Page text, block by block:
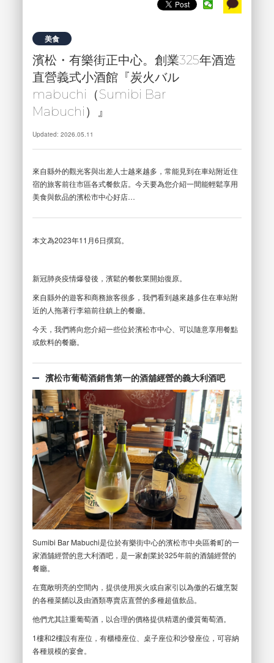
美食
濱松・有樂街正中心。創業325年酒造
直營義式小酒館『炭火バル
mabuchi（Sumibi Bar
Mabuchi）』
Updated: 2026.05.11
來自縣外的觀光客與出差人士越來越多，常能見到在車站附近住
宿的旅客前往市區各式餐飲店。今天要為您介紹一間能輕鬆享用
美食與飲品的濱松市中心好店…
本文為2023年11月6日撰寫。
新冠肺炎疫情爆發後，濱鬆的餐飲業開始復原。
來自縣外的遊客和商務旅客很多，我們看到越來越多住在車站附
近的人拖著行李箱前往鎮上的餐廳。
今天，我們將向您介紹一些位於濱松市中心、可以隨意享用餐點
或飲料的餐廳。
濱松市葡萄酒銷售第一的酒舖經營的義大利酒吧
Sumibi Bar Mabuchi是位於有樂街中心的濱松市中央區肴町的一
家酒舖經營的意大利酒吧，是一家創業於325年前的酒舖經營的
餐廳。
在寬敞明亮的空間內，提供使用炭火或自家引以為傲的石爐烹製
的各種菜餚以及由酒類專賣店直營的多種超值飲品。
他們尤其註重葡萄酒，以合理的價格提供精選的優質葡萄酒。
1樓和2樓設有座位，有櫃檯座位、桌子座位和沙發座位，可容納
各種規模的宴會。